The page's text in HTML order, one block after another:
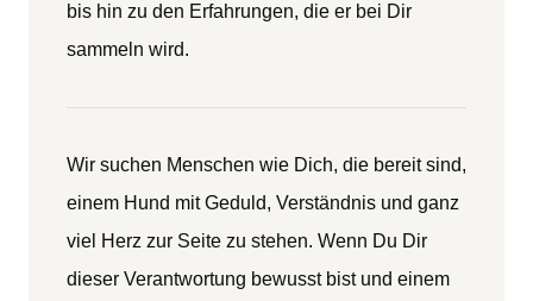
bis hin zu den Erfahrungen, die er bei Dir
sammeln wird.
Wir suchen Menschen wie Dich, die bereit sind,
einem Hund mit Geduld, Verständnis und ganz
viel Herz zur Seite zu stehen. Wenn Du Dir
dieser Verantwortung bewusst bist und einem